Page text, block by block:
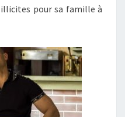
pour sa famille à